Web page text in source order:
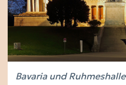
Bavaria und Ruhmeshalle